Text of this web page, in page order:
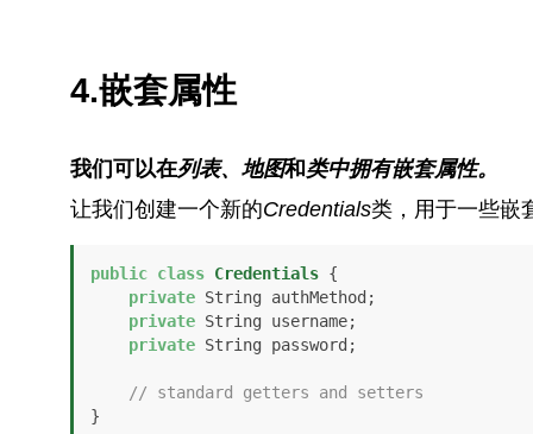
4.嵌套属性
我们可以在列表、地图和类中拥有嵌套属性。
让我们创建一个新的Credentials类，用于一些嵌
public class Credentials {
private String authMethod;
private String username;
private String password;
// standard getters and setters
}